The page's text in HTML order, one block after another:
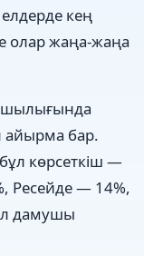
кең
олар жаңа-жаңа
айырма бар.
көрсеткіш —
Ресейде — 14%,
дамушы